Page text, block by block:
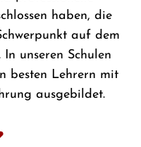
haben, die
auf dem
unseren Schulen
besten Lehrern mit
ausgebildet.